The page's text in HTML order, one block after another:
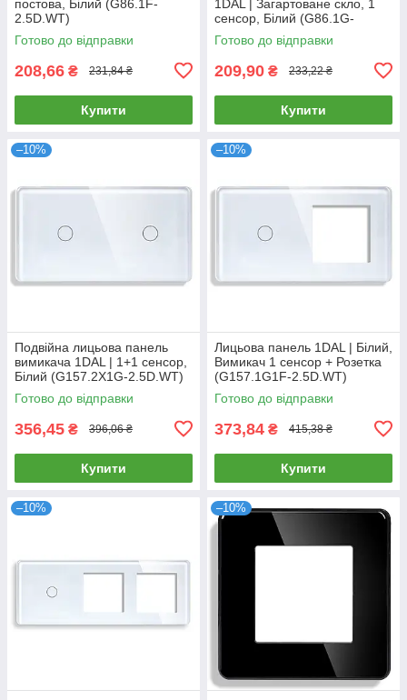
постова, Білий (G86.1F-
2.5D.WT)
Готово до відправки
208,66 ₴ 231,84 ₴
Купити
1DAL | Загартоване скло, 1
сенсор, Білий (G86.1G-
2.5D.WT)
Готово до відправки
209,90 ₴ 233,22 ₴
Купити
–10%
Подвійна лицьова панель
вимикача 1DAL | 1+1 сенсор,
Білий (G157.2X1G-2.5D.WT)
Готово до відправки
356,45 ₴ 396,06 ₴
Купити
–10%
Лицьова панель 1DAL | Білий,
Вимикач 1 сенсор + Розетка
(G157.1G1F-2.5D.WT)
Готово до відправки
373,84 ₴ 415,38 ₴
Купити
–10% –10%